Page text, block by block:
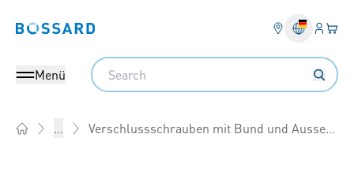
Bossard homepage Ihr
Menü
Search
... Verschlussschrauben mit Bund und Aussensechskant, ohne Dichtring, Rohrgewinde